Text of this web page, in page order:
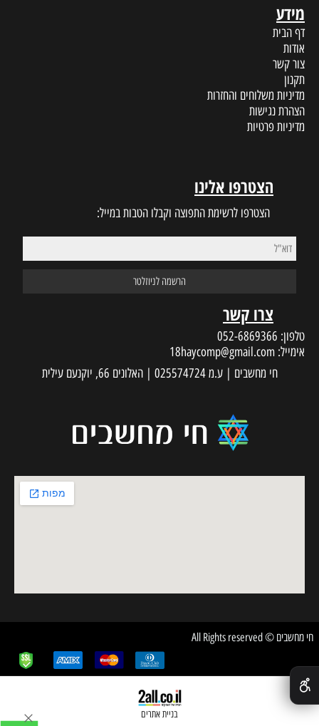
מידע
דף הבית
אודות
צור קשר
תקנון
מדיניות משלוחים והחזרות
הצהרת נגישות
מדיניות פרטיות
הצטרפו אלינו
הצטרפו לרשימת התפוצה וקבלו הטבות במייל:
צרו קשר
טלפון: 052-6869366
אימייל: 18haycomp@gmail.com
חי מחשבים | ע.מ 025574724 | האלונים 66, יוקנעם עילית
חי מחשבים © All Rights reserved
בניית אתרים